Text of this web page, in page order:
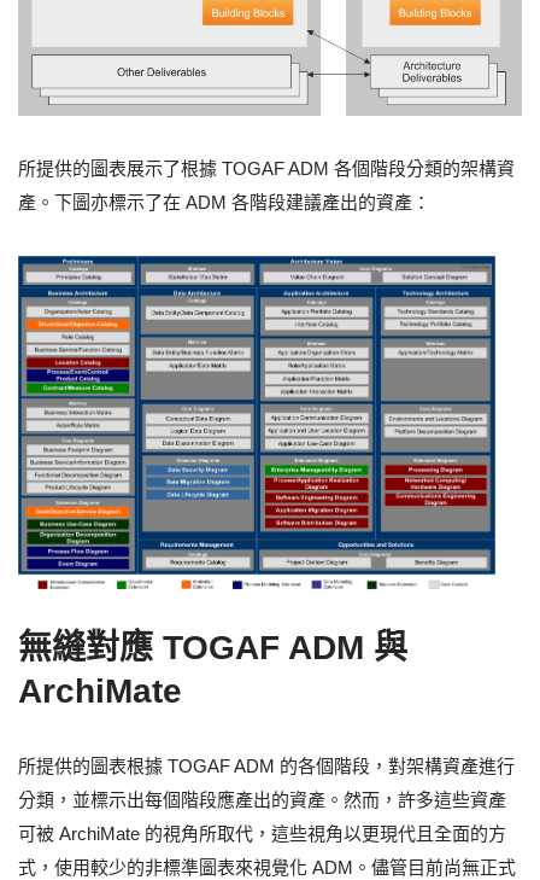
所提供的圖表展示了根據 TOGAF ADM 各個階段分類的架構資
產。下圖亦標示了在 ADM 各階段建議產出的資產：
無縫對應 TOGAF ADM 與
ArchiMate
所提供的圖表根據 TOGAF ADM 的各個階段，對架構資產進行
分類，並標示出每個階段應產出的資產。然而，許多這些資產
可被 ArchiMate 的視角所取代，這些視角以更現代且全面的方
式，使用較少的非標準圖表來視覺化 ADM。儘管目前尚無正式